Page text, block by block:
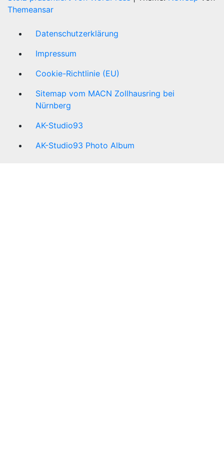
Themeansar
Datenschutzerklärung
Impressum
Cookie-Richtlinie (EU)
Sitemap vom MACN Zollhausring bei
Nürnberg
AK-Studio93
AK-Studio93 Photo Album